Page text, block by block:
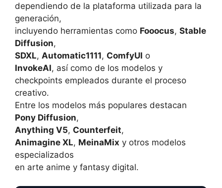
dependiendo de la plataforma utilizada para la
generación,
incluyendo herramientas como Fooocus, Stable
Diffusion,
SDXL, Automatic1111, ComfyUI o
InvokeAI, así como de los modelos y
checkpoints empleados durante el proceso
creativo.
Entre los modelos más populares destacan
Pony Diffusion,
Anything V5, Counterfeit,
Animagine XL, MeinaMix y otros modelos
especializados
en arte anime y fantasy digital.